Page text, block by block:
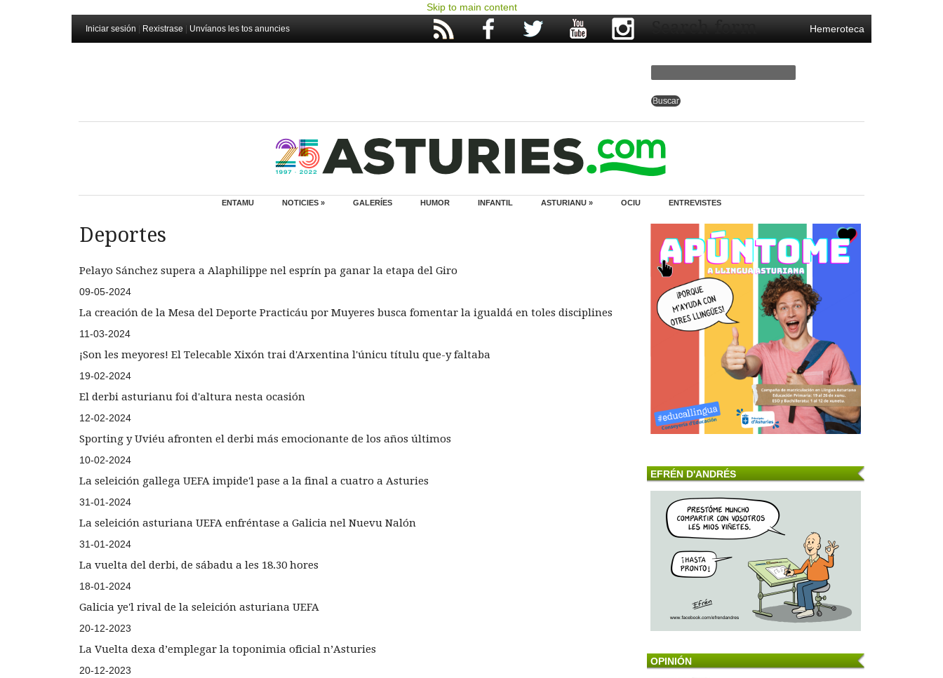
Skip to main content
Iniciar sesión Rexistrase Unvíanos les tos anuncies Hemeroteca
Search form
ENTAMU NOTICIES » GALERÍES HUMOR INFANTIL ASTURIANU » OCIU ENTREVISTES
Deportes
Pelayo Sánchez supera a Alaphilippe nel esprín pa ganar la etapa del Giro
09-05-2024
La creación de la Mesa del Deporte Practicáu por Muyeres busca fomentar la igualdá en toles disciplines
11-03-2024
¡Son les meyores! El Telecable Xixón trai d'Arxentina l'únicu títulu que-y faltaba
19-02-2024
El derbi asturianu foi d'altura nesta ocasión
12-02-2024
Sporting y Uviéu afronten el derbi más emocionante de los años últimos
10-02-2024
La seleición gallega UEFA impide'l pase a la final a cuatro a Asturies
31-01-2024
La seleición asturiana UEFA enfréntase a Galicia nel Nuevu Nalón
31-01-2024
La vuelta del derbi, de sábadu a les 18.30 hores
18-01-2024
Galicia ye'l rival de la seleición asturiana UEFA
20-12-2023
La Vuelta dexa d’emplegar la toponimia oficial n’Asturies
20-12-2023
EFRÉN D'ANDRÉS
OPINIÓN